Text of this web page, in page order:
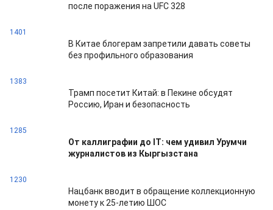
после поражения на UFC 328
1401
В Китае блогерам запретили давать советы
без профильного образования
1383
Трамп посетит Китай: в Пекине обсудят
Россию, Иран и безопасность
1285
От каллиграфии до IT: чем удивил Урумчи
журналистов из Кыргызстана
1230
Нацбанк вводит в обращение коллекционную
монету к 25-летию ШОС